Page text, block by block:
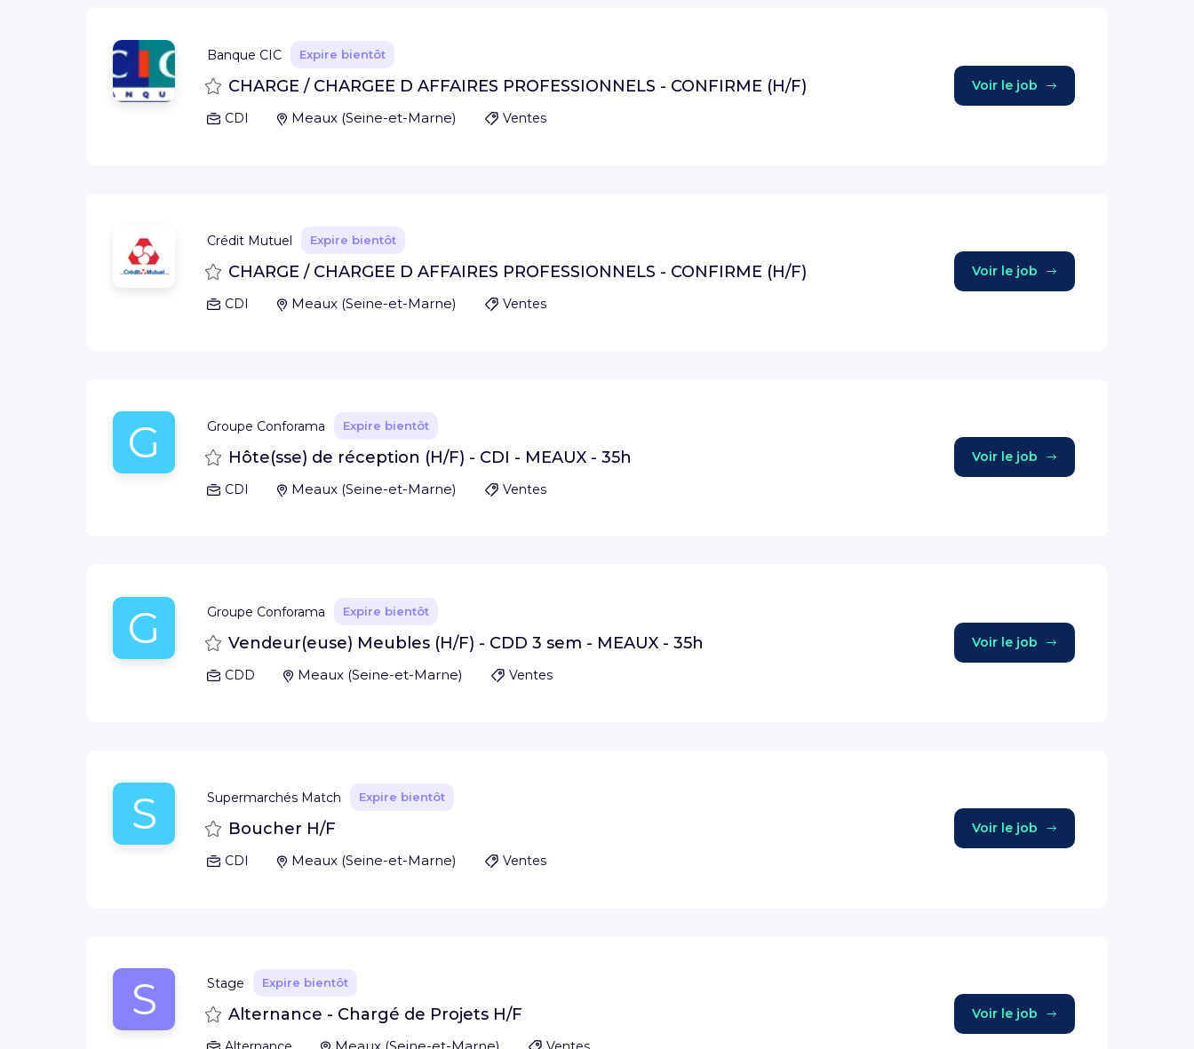
Banque CIC Expire bientôt
Sauvegarder
CHARGE / CHARGEE D AFFAIRES PROFESSIONNELS - CONFIRME (H/F)
CDI Meaux(Seine-et-Marne) Ventes
Voir le job
Crédit Mutuel Expire bientôt
Sauvegarder
CHARGE / CHARGEE D AFFAIRES PROFESSIONNELS - CONFIRME (H/F)
CDI Meaux(Seine-et-Marne) Ventes
Voir le job
G Groupe Conforama Expire bientôt
Sauvegarder
Hôte(sse) de réception (H/F) - CDI - MEAUX - 35h
CDI Meaux(Seine-et-Marne) Ventes
Voir le job
G Groupe Conforama Expire bientôt
Sauvegarder
Vendeur(euse) Meubles (H/F) - CDD 3 sem - MEAUX - 35h
CDD Meaux(Seine-et-Marne) Ventes
Voir le job
S Supermarchés Match Expire bientôt
Sauvegarder
Boucher H/F
CDI Meaux(Seine-et-Marne) Ventes
Voir le job
S Stage Expire bientôt
Sauvegarder
Alternance - Chargé de Projets H/F Voir le job